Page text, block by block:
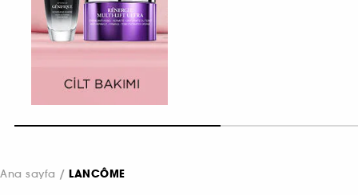
Ana sayfa LANCÔME